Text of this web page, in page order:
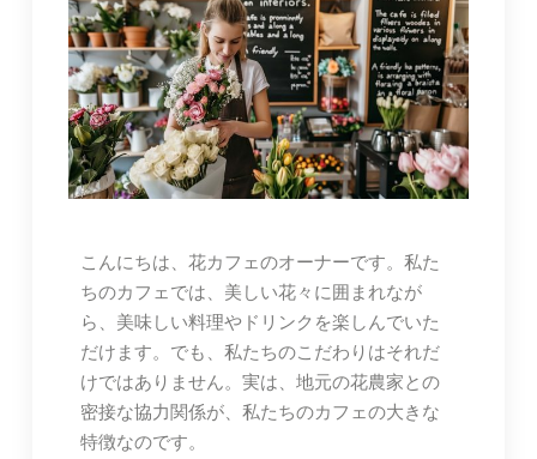
こんにちは、花カフェのオーナーです。私た
ちのカフェでは、美しい花々に囲まれなが
ら、美味しい料理やドリンクを楽しんでいた
だけます。でも、私たちのこだわりはそれだ
けではありません。実は、地元の花農家との
密接な協力関係が、私たちのカフェの大きな
特徴なのです。